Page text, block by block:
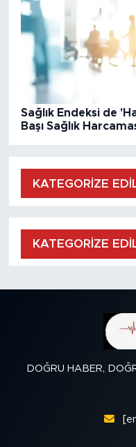
Sağlık Endeksi de
Başı Sağlık
KATEGORİZE
KATEGORİZE
DOĞRU HABER,